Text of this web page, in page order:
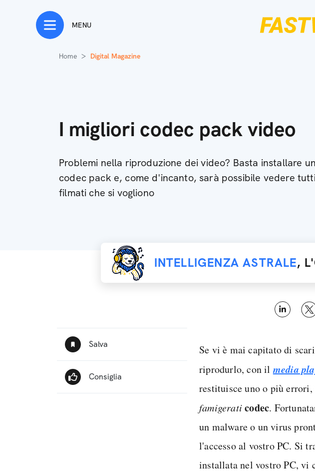
MENU
Home Digital Magazine
I migliori codec pack video
Problemi nella riproduzione dei video? Basta installare un
codec pack e, come d'incanto, sarà possibile vedere
filmati che si vogliono
INTELLIGENZA ASTRALE,
Se vi è mai capitato di
riprodurlo, con il media
restituisce uno o più
famigeraticodec.
un malware o un virus
l'accesso al vostro PC. Si
installata nel vostro PC, vi